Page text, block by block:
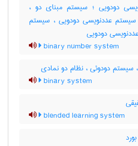
دودویی ؛ سیستم مبنای دو ،
عددنویسی دودویی ، سیستم
دودویی
binary number system
دودوئی ، نظام دو نمادی
binary system
blended learning system